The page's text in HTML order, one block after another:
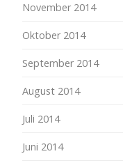
November 2014
Oktober 2014
September 2014
August 2014
Juli 2014
Juni 2014